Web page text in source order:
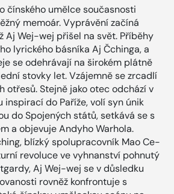
čínského umělce současnosti
memoár. Vyprávění začíná
Aj Wej-wej přišel na svět. Příběhy
lyrického básníka Aj Čchinga, a
se odehrávají na širokém plátně
stovky let. Vzájemně se zrcadlí
otřesů. Stejně jako otec odchází v
inspirací do Paříže, volí syn únik
do Spojených států, setkává se s
a objevuje Andyho Warhola.
blízký spolupracovník Mao Ce-
revoluce ve vyhnanství pohnutý
Aj Wej-wej se v důsledku
rovněž konfrontuje s